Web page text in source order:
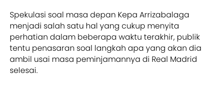
Spekulasi soal masa depan Kepa Arrizabalaga
menjadi salah satu hal yang cukup menyita
perhatian dalam beberapa waktu terakhir, publik
tentu penasaran soal langkah apa yang akan dia
ambil usai masa peminjamannya di Real Madrid
selesai.